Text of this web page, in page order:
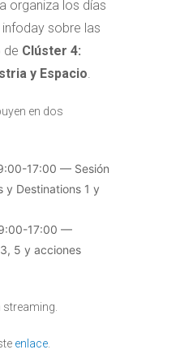
organiza los días
infoday sobre las
de Clúster 4:
y Espacio.
en dos
17:00 — Sesión
y Destinations 1 y
17:00 —
5 y acciones
streaming.
enlace.